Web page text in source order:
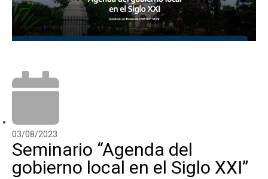
03/08/2023
Seminario “Agenda del
gobierno local en el Siglo XXI”